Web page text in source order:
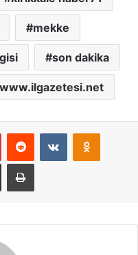
mekke
son dakika